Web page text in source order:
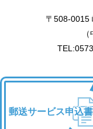
〒508-0015
郵送サービス申込書